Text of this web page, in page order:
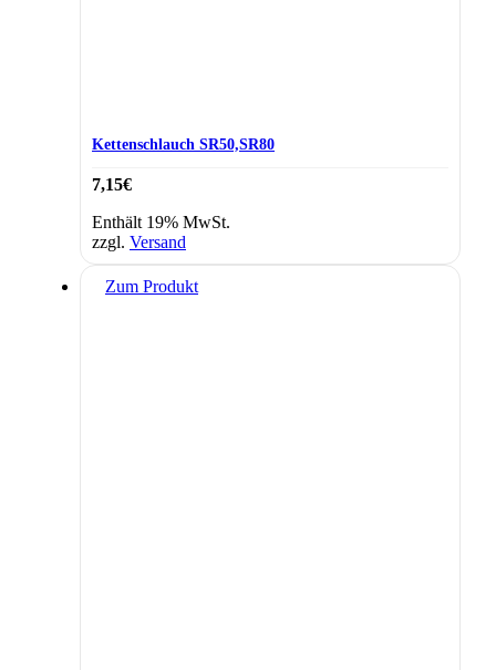
Kettenschlauch SR50,SR80
7,15€
Enthält 19% MwSt.
zzgl. Versand
Zum Produkt